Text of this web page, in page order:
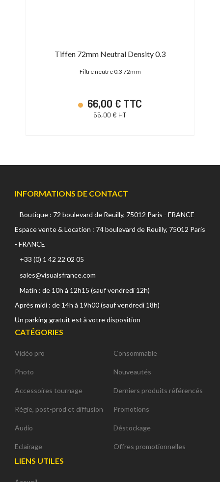
Tiffen 72mm Neutral Density 0.3
Filtre neutre 0.3 72mm
66,00 € TTC
55,00 € HT
INFORMATIONS DE CONTACT
Boutique : 72 boulevard de Reuilly, 75012 Paris - FRANCE
Espace vente & Location : 74 boulevard de Reuilly, 75012 Paris
- FRANCE
+33 (0) 1 42 22 02 05
sales@visualsfrance.com
Matin : de 10h à 12h15 (sauf vendredi 12h)
Après midi : de 14h à 19h00 (sauf vendredi 18h)
Un parking gratuit est à votre disposition
CATÉGORIES
Vidéo pro
Photo
Accessoires tournage
Régie, post-prod et diffusion
Audio
Eclairage
Consommable
Nouveautés
Derniers produits référencés
Promotions
Déstockage
Offres promotionnelles
LIENS UTILES